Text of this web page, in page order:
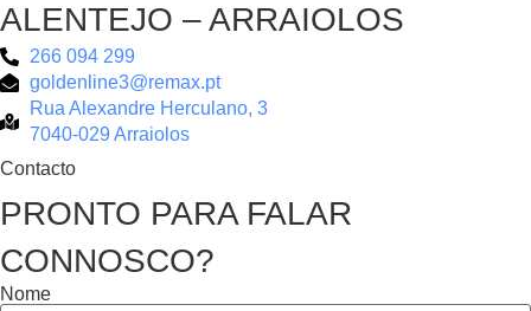
ALENTEJO – ARRAIOLOS
266 094 299
goldenline3@remax.pt
Rua Alexandre Herculano, 3
7040-029 Arraiolos
Contacto
PRONTO PARA FALAR
CONNOSCO?
Nome